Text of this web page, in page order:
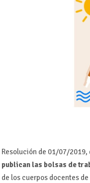
Resolución de 01/07/2019,
publican las bolsas de
de los cuerpos docentes